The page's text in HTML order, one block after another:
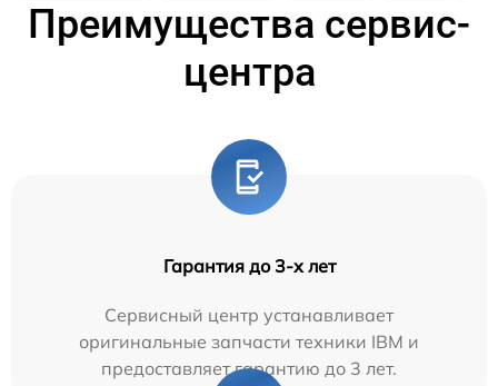
Преимущества сервис-
центра
Гарантия до 3-х лет
Сервисный центр устанавливает
оригинальные запчасти техники IBM и
предоставляет гарантию до 3 лет.